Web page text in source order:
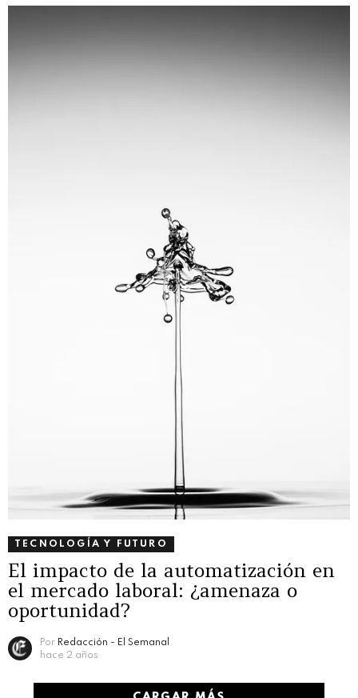
TECNOLOGÍA Y FUTURO
El impacto de la automatización en
el mercado laboral: ¿amenaza o
oportunidad?
Por Redacción - El Semanal
hace 2 años